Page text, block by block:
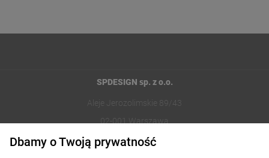
SPDESIGN sp. z o.o.
Aleje Jerozolimskie 89/43
02-001 Warszawa
Dbamy o Twoją prywatność